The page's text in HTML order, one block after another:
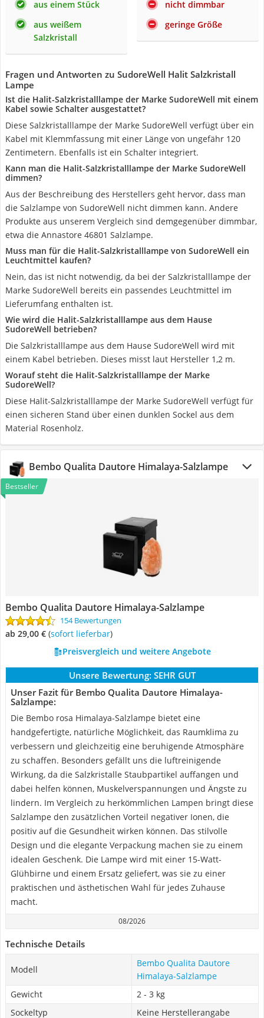
aus einem Stück
aus weißem
Salzkristall
nicht dimmbar
geringe Größe
Fragen und Antworten zu SudoreWell Halit Salzkristall
Lampe
Ist die Halit-Salzkristalllampe der Marke SudoreWell mit einem
Kabel sowie Schalter ausgestattet?
Diese Salzkristalllampe der Marke SudoreWell verfügt über ein
Kabel mit Klemmfassung mit einer Länge von ungefähr 120
Zentimetern. Ebenfalls ist ein Schalter integriert.
Kann man die Halit-Salzkristalllampe der Marke SudoreWell
dimmen?
Aus der Beschreibung des Herstellers geht hervor, dass man
die Salzlampe von SudoreWell nicht dimmen kann. Andere
Produkte aus unserem Vergleich sind demgegenüber dimmbar,
etwa die Annastore 46801 Salzlampe.
Muss man für die Halit-Salzkristalllampe von SudoreWell ein
Leuchtmittel kaufen?
Nein, das ist nicht notwendig, da bei der Salzkristalllampe der
Marke SudoreWell bereits ein passendes Leuchtmittel im
Lieferumfang enthalten ist.
Wie wird die Halit-Salzkristalllampe aus dem Hause
SudoreWell betrieben?
Die Salzkristalllampe aus dem Hause SudoreWell wird mit
einem Kabel betrieben. Dieses misst laut Hersteller 1,2 m.
Worauf steht die Halit-Salzkristalllampe der Marke
SudoreWell?
Diese Halit-Salzkristalllampe der Marke SudoreWell verfügt für
einen sicheren Stand über einen dunklen Sockel aus dem
Material Rosenholz.
Bembo Qualita Dautore Himalaya-Salzlampe
Bestseller
Bembo Qualita Dautore Himalaya-Salzlampe
154 Bewertungen
ab 29,00 € ( Sofort lieferbar)
Preisvergleich und weitere Angebote
Unsere Bewertung: SEHR GUT
Unser Fazit für Bembo Qualita Dautore Himalaya-
Salzlampe:
Die Bembo rosa Himalaya-Salzlampe bietet eine
handgefertigte, natürliche Möglichkeit, das Raumklima zu
verbessern und gleichzeitig eine beruhigende Atmosphäre
zu schaffen. Besonders gefällt uns die luftreinigende
Wirkung, da die Salzkristalle Staubpartikel auffangen und
dabei helfen können, Muskelverspannungen und Ängste zu
lindern. Im Vergleich zu herkömmlichen Lampen bringt diese
Salzlampe den zusätzlichen Vorteil negativer Ionen, die
positiv auf die Gesundheit wirken können. Das stilvolle
Design und die elegante Verpackung machen sie zu einem
idealen Geschenk. Die Lampe wird mit einer 15-Watt-
Glühbirne und einem Ersatz geliefert, was sie zu einer
praktischen und ästhetischen Wahl für jedes Zuhause
macht.
08/2026
Technische Details
Modell
Bembo Qualita Dautore
Himalaya-Salzlampe
Gewicht
2 - 3 kg
Sockeltyp
Keine Herstellerangabe